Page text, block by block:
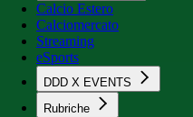
Calcio Estero
Calciomercato
Streaming
eSports
DDD X EVENTS
Rubriche